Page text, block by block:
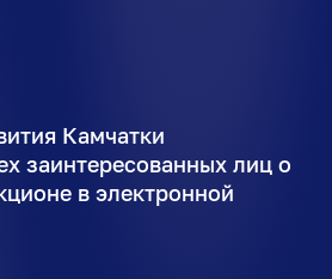
Камчатки
заинтересованных лиц о
в электронной